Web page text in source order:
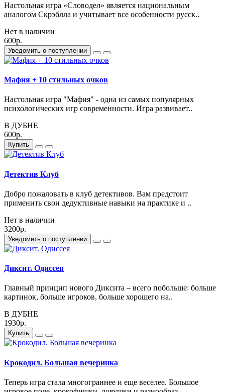
Настольная игра «Словодел» является национальным
аналогом Скрэблла и учитывает все особенности русск..
Нет в наличии
600р.
Уведомить о поступлении
Мафия + 10 стильных очков
Настольная игра "Мафия" - одна из самых популярных
психологических игр современности. Игра развивает..
В ДУБНЕ
600р.
Купить
Детектив Клуб
Добро пожаловать в клуб детективов. Вам предстоит
применить свои дедуктивные навыки на практике и ..
Нет в наличии
3200р.
Уведомить о поступлении
Диксит. Одиссея
Главный принцип нового Диксита – всего побольше: больше
картинок, больше игроков, больше хорошего на..
В ДУБНЕ
1930р.
Купить
Крокодил. Большая вечеринка
Теперь игра стала многограннее и еще веселее. Большое